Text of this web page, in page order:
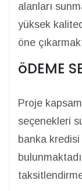
alanları
yüksek
öne
öDEME
Proje
seçenekleri
banka